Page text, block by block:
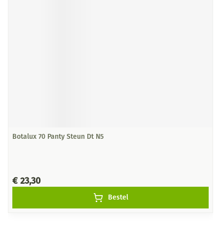
Botalux 70 Panty Steun Dt N5
€ 23,30
Bestel